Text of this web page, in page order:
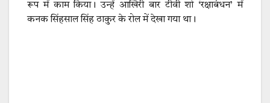
रूप में काम किया। उन्हें आखिरी बार टीवी शो ‘रक्षाबंधन’ में
कनक सिंहसाल सिंह ठाकुर के रोल में देखा गया था।